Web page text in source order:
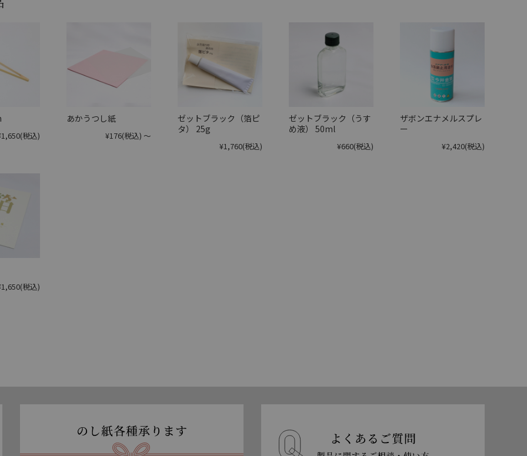
(税込)
あかうつし紙
¥176(税込) ～
ゼットブラック（箔ピ
タ） 25g
¥1,760(税込)
ゼットブラック（うす
め液） 50ml
¥660(税込)
ザボンエナメルスプレ
ー
¥2,420(税込)
(税込)